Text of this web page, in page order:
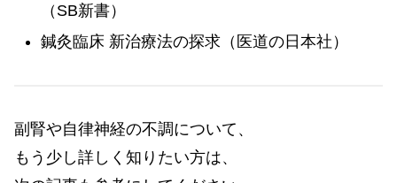
（SB新書）
鍼灸臨床 新治療法の探求（医道の日本社）
副腎や自律神経の不調について、
もう少し詳しく知りたい方は、